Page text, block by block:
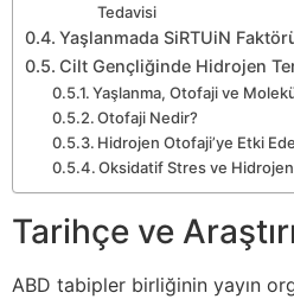
Tedavisi
Yaşlanmada SiRTUiN
Cilt Gençliğinde Hidrojen
Yaşlanma, Otofaji ve
Otofaji Nedir?
Hidrojen Otofaji’ye Etki
Oksidatif Stres ve
Tarihçe ve
ABD tabipler birliğinin yayın